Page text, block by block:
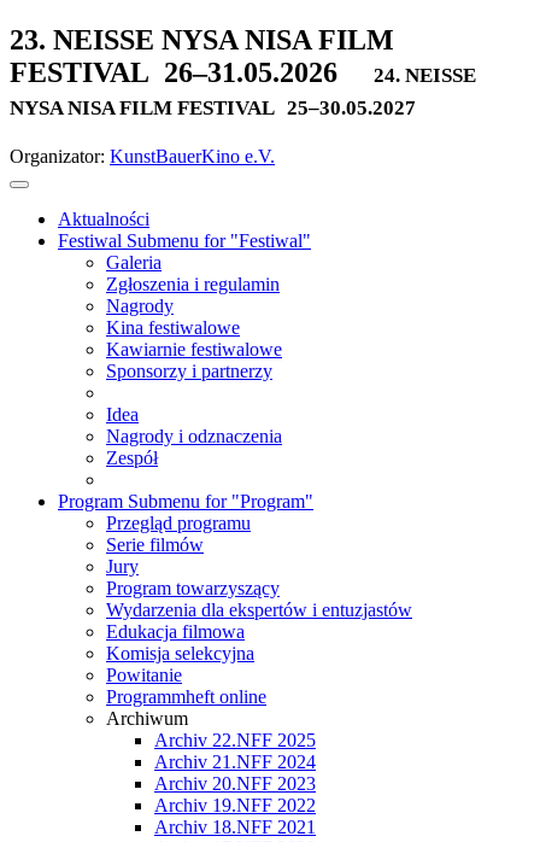
23. NEISSE NYSA NISA FILM
FESTIVAL 26–31.05.2026
24. NEISSE
NYSA NISA FILM FESTIVAL 25–30.05.2027
Organizator: KunstBauerKino e.V.
Aktualności
Festiwal Submenu for "Festiwal"
Galeria
Zgłoszenia i regulamin
Nagrody
Kina festiwalowe
Kawiarnie festiwalowe
Sponsorzy i partnerzy
Idea
Nagrody i odznaczenia
Zespół
Program Submenu for "Program"
Przegląd programu
Serie filmów
Jury
Program towarzyszący
Wydarzenia dla ekspertów i entuzjastów
Edukacja filmowa
Komisja selekcyjna
Powitanie
Programmheft online
Archiwum
Archiv 22.NFF 2025
Archiv 21.NFF 2024
Archiv 20.NFF 2023
Archiv 19.NFF 2022
Archiv 18.NFF 2021